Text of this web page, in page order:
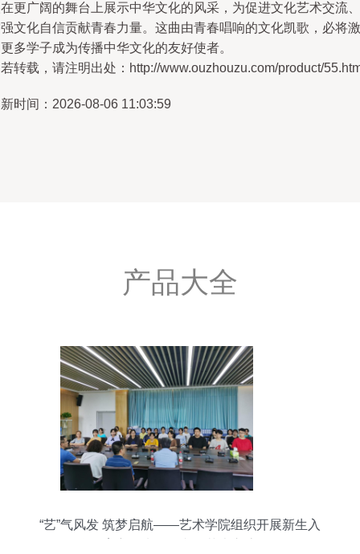
更广阔的舞台上展示中华文化的风采，为促进文化艺术交流、
文化自信贡献青春力量。这曲由青春唱响的文化凯歌，必将激
多学子成为传播中华文化的友好使者。
转载，请注明出处：http://www.ouzhouzu.com/product/
时间：2026-08-06 11:03:59
产品大全
“艺”气风发 筑梦启航——艺术学院组织开展新生入